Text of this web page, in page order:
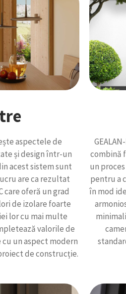
aspectele de
și design într-un
acest sistem sunt
are ca rezultat
care oferă un grad
de izolare foarte
lor cu mai multe
valorile de
un aspect modern
de construcție.
combină
un
pentru a
în mod